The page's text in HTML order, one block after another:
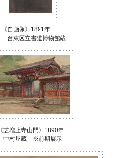
《自画像》1891年
台東区立書道博物館蔵
《芝増上寺山門》1890年
中村屋蔵 ※前期展示